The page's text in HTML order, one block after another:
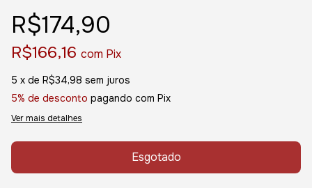
R$174,90
R$166,16 com Pix
5 x de R$34,98 sem juros
5% de desconto pagando com Pix
Ver mais detalhes